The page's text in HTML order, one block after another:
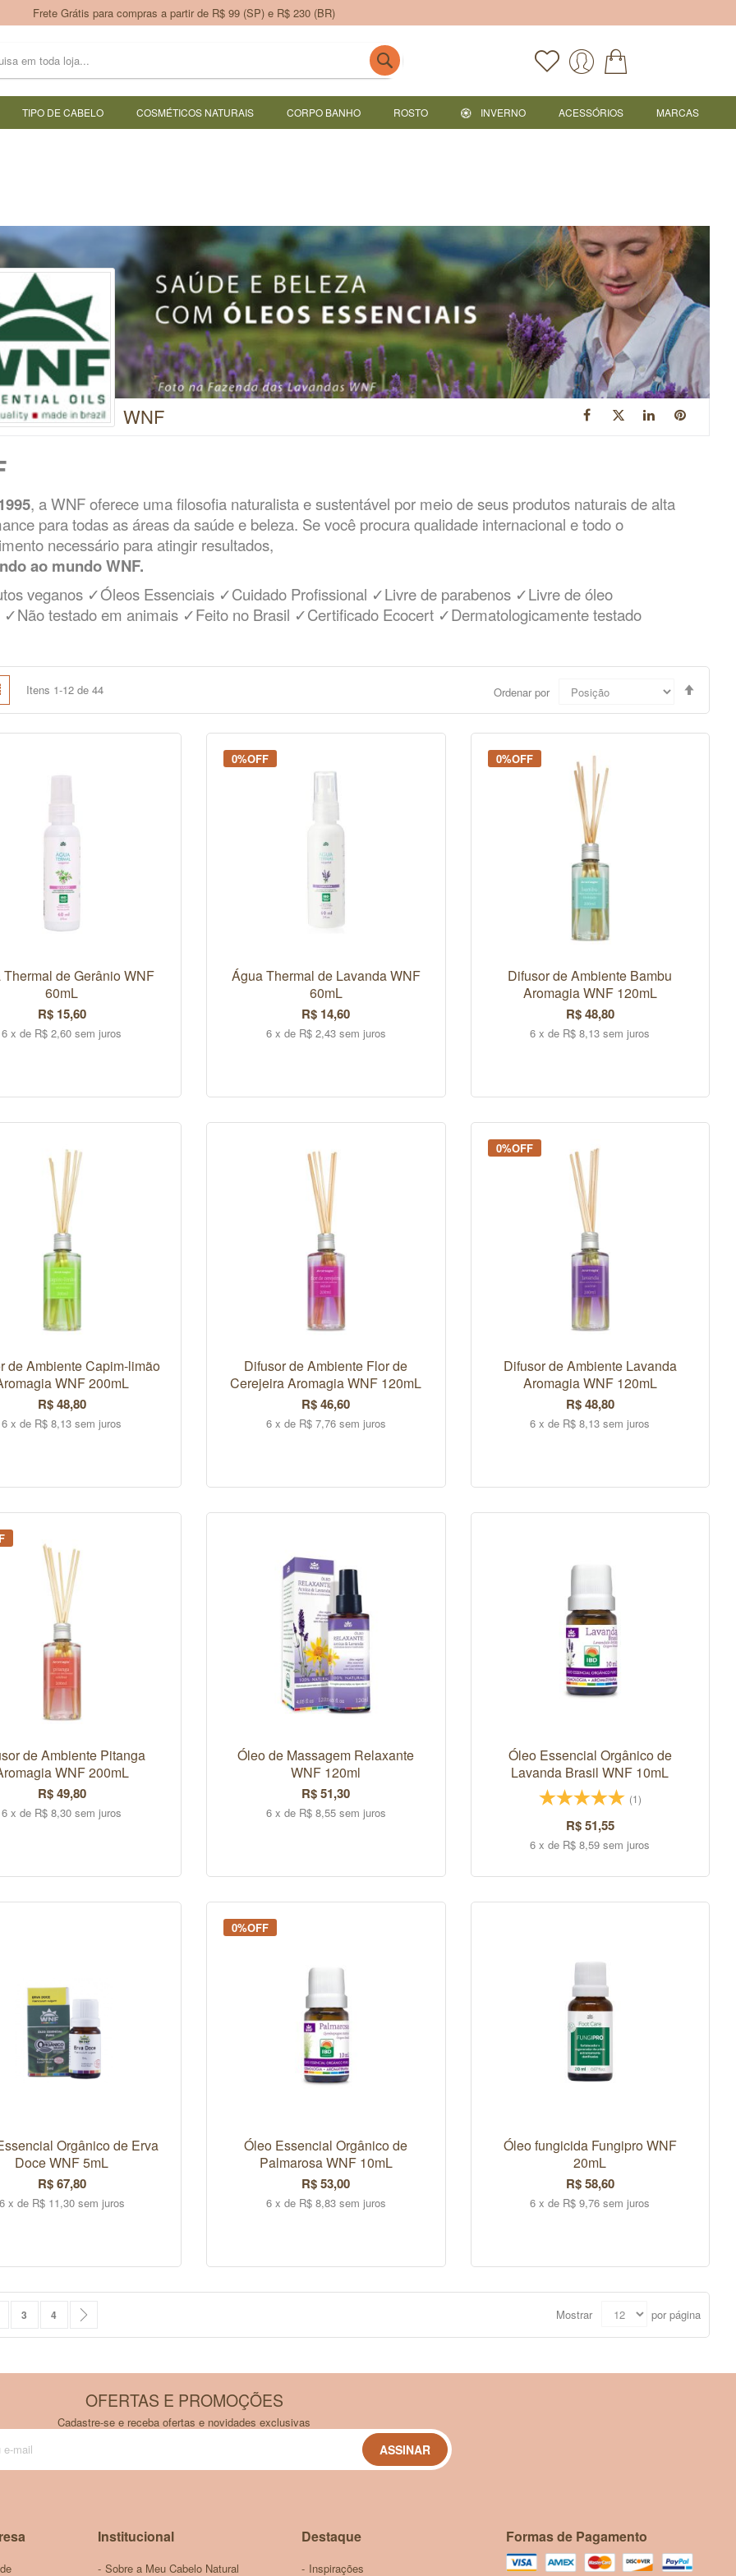
Frete Grátis para compras a partir de R$ 99 (SP) e R$ 230 (BR)
TIPO DE CABELO COSMÉTICOS NATURAIS CORPO BANHO ROSTO INVERNO ACESSÓRIOS MARCAS
WNF
, a WNF oferece uma filosofia naturalista e sustentável por meio de seus produtos naturais de alta
para todas as áreas da saúde e beleza. Se você procura qualidade internacional e todo o
necessário para atingir resultados,
ao mundo WNF.
veganos ✓Óleos Essenciais ✓Cuidado Profissional ✓Livre de parabenos ✓Livre de óleo
✓Não testado em animais ✓Feito no Brasil ✓Certificado Ecocert ✓Dermatologicamente testado
Itens 1-12de 44 Ordenar por
Thermal de Gerânio WNF
60mL
R$ 15,60
6 x de R$ 2,60 sem juros
0%OFF
Água Thermal de Lavanda WNF
60mL
R$ 14,60
6 x de R$ 2,43 sem juros
0%OFF
Difusor de Ambiente Bambu
Aromagia WNF 120mL
R$ 48,80
6 x de R$ 8,13 sem juros
de Ambiente Capim-limão
WNF 200mL
R$ 48,80
6 x de R$ 8,13 sem juros
Difusor de Ambiente Flor de
Cerejeira Aromagia WNF 120mL
R$ 46,60
6 x de R$ 7,76 sem juros
0%OFF
Difusor de Ambiente Lavanda
Aromagia WNF 120mL
R$ 48,80
6 x de R$ 8,13 sem juros
de Ambiente Pitanga
WNF 200mL
R$ 49,80
6 x de R$ 8,30 sem juros
Óleo de Massagem Relaxante
WNF 120ml
R$ 51,30
6 x de R$ 8,55 sem juros
Óleo Essencial Orgânico de
Lavanda Brasil WNF 10mL
(1)
R$ 51,55
6 x de R$ 8,59 sem juros
Orgânico de Erva
Doce WNF 5mL
R$ 67,80
6 x de R$ 11,30 sem juros
0%OFF
Óleo Essencial Orgânico de
Palmarosa WNF 10mL
R$ 53,00
6 x de R$ 8,83 sem juros
Óleo fungicida Fungipro WNF
20mL
R$ 58,60
6 x de R$ 9,76 sem juros
lendo a pagina
Página
3 Página
4 Mostrar por página
OFERTAS E PROMOÇÕES
Cadastre-se e receba ofertas e novidades exclusivas
ASSINAR
Institucional
Sobre a Meu Cabelo Natural
Destaque
Inspirações
Formas de Pagamento